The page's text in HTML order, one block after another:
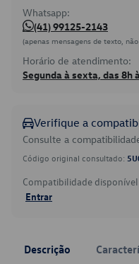
Whatsapp:
(41) 99125-2143
(apenas mensagens de texto,
Horário de atendimento:
Segunda à sexta, das 8h
Verifique a
Consulte a
Código original consultado:
Compatibilidade
Entrar
Descrição